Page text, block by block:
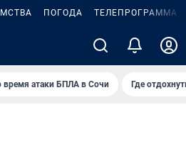
ПОГОДА ТЕЛЕПРОГРАММА
время атаки БПЛА в Сочи Где